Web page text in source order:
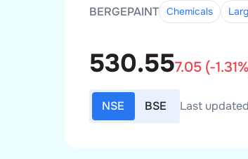
BERGEPAINT Chemicals
530.557.05 (-1.31
NSE BSE Last